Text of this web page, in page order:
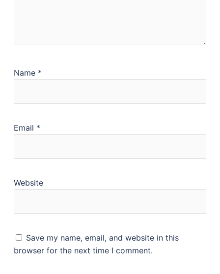
Name *
Email *
Website
Save my name, email, and website in this
browser for the next time I comment.